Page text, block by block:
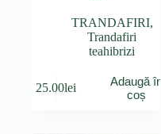
TRANDAFIRI,
Trandafiri
teahibrizi
25.00lei
Adaugă în
coș